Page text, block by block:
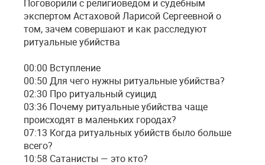
Поговорили с религиоведом и судебным
экспертом Астаховой Ларисой Сергеевной о
том, зачем совершают и как расследуют
ритуальные убийства
00:00 Вступление
00:50 Для чего нужны ритуальные убийства?
02:30 Про ритуальный суицид
03:36 Почему ритуальные убийства чаще
происходят в маленьких городах?
07:13 Когда ритуальных убийств было больше
всего?
10:58 Сатанисты — это кто?